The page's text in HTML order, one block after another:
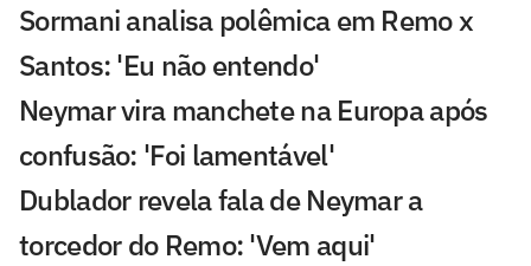
Sormani analisa polêmica em Remo x
Santos: 'Eu não entendo'
Neymar vira manchete na Europa após
confusão: 'Foi lamentável'
Dublador revela fala de Neymar a
torcedor do Remo: 'Vem aqui'